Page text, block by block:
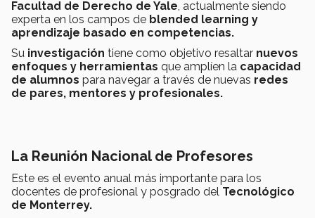
Facultad de Derecho de Yale, actualmente siendo
experta en los campos de blended learning y
aprendizaje basado en competencias.
Su investigación tiene como objetivo resaltar nuevos
enfoques y herramientas que amplíen la capacidad
de alumnos para navegar a través de nuevas redes
de pares, mentores y profesionales.
La Reunión Nacional de Profesores
Este es el evento anual más importante para los
docentes de profesional y posgrado del Tecnológico
de Monterrey.